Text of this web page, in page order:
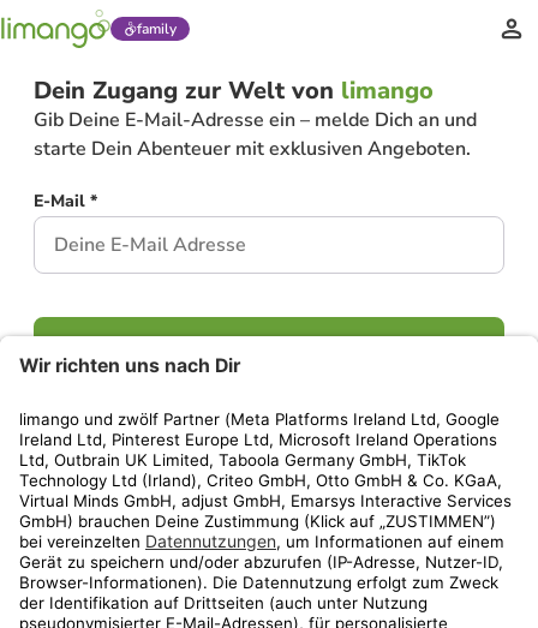
family
Dein Zugang zur Welt von limango
Gib Deine E-Mail-Adresse ein – melde Dich an und
starte Dein Abenteuer mit exklusiven Angeboten.
E-Mail *
Weiter
Privatsphäre-EinstellungenAGBDatenschutzCompliance
GeschenkgutscheinbedingungenImpressumHelp Center